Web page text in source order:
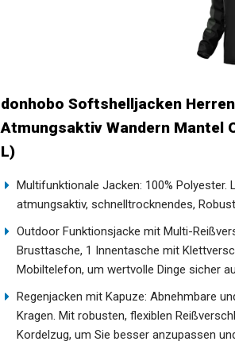
donhobo Softshelljacken
Atmungsaktiv Wandern Mantel
(Schwarz, L)
Multifunktionale Jacken: 100%
atmungsaktiv, schnelltrocknendes,
Outdoor Funktionsjacke mit Multi-
Brusttasche, 1 Innentasche mit
ein Mobiltelefon, um wertvolle Dinge
Regenjacken mit Kapuze: Abnehmbare
im Kragen. Mit robusten, flexiblen
Kordelzug, um Sie besser anzupassen